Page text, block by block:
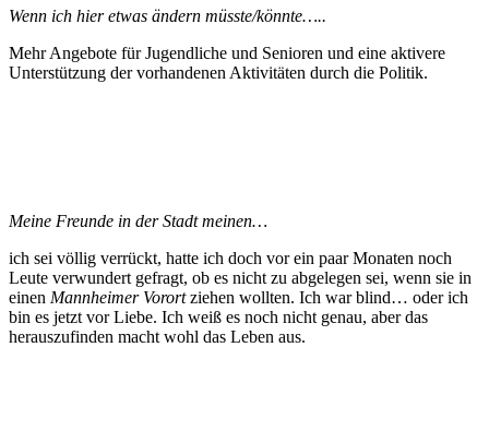
Wenn ich hier etwas ändern müsste/könnte…..
Mehr Angebote für Jugendliche und Senioren und eine aktivere
Unterstützung der vorhandenen Aktivitäten durch die Politik.
Meine Freunde in der Stadt meinen…
ich sei völlig verrückt, hatte ich doch vor ein paar Monaten noch
Leute verwundert gefragt, ob es nicht zu abgelegen sei, wenn sie in
einen Mannheimer Vorortziehen wollten. Ich war blind… oder ich
bin es jetzt vor Liebe. Ich weiß es noch nicht genau, aber das
herauszufinden macht wohl das Leben aus.